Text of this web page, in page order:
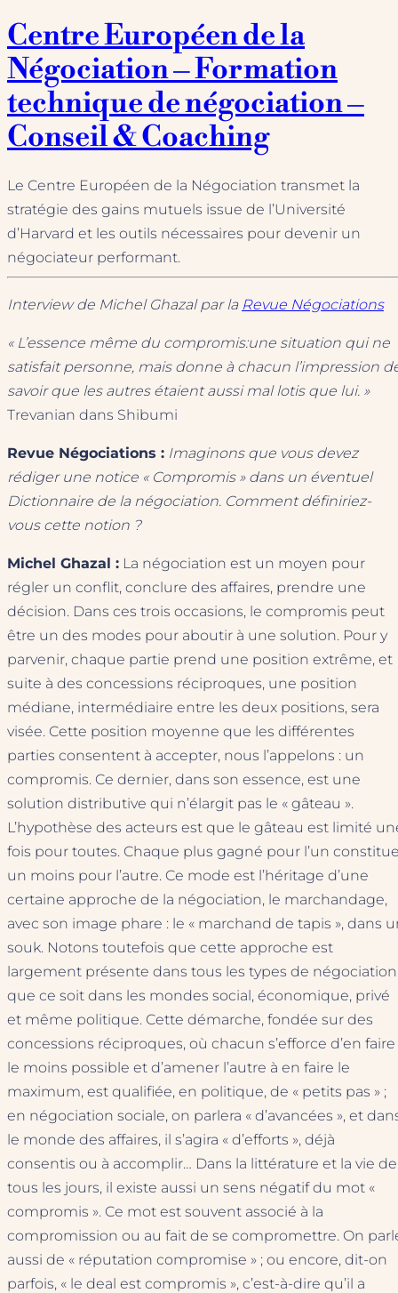
Centre Européen de la
Négociation – Formation
technique de négociation –
Conseil & Coaching
Le Centre Européen de la Négociation transmet la
stratégie des gains mutuels issue de l’Université
d’Harvard et les outils nécessaires pour devenir un
négociateur performant.
Interview de Michel Ghazal par la Revue Négociations
« L’essence même du compromis:une situation qui ne
satisfait personne, mais donne à chacun l’impression
savoir que les autres étaient aussi mal lotis que lui. »
Trevanian dans Shibumi
Revue Négociations : Imaginons que vous devez
rédiger une notice « Compromis » dans un éventuel
Dictionnaire de la négociation. Comment définiriez-
vous cette notion ?
Michel Ghazal : La négociation est un moyen pour
régler un conflit, conclure des affaires, prendre une
décision. Dans ces trois occasions, le compromis peut
être un des modes pour aboutir à une solution. Pour y
parvenir, chaque partie prend une position extrême, et
suite à des concessions réciproques, une position
médiane, intermédiaire entre les deux positions, sera
visée. Cette position moyenne que les différentes
parties consentent à accepter, nous l’appelons : un
compromis. Ce dernier, dans son essence, est une
solution distributive qui n’élargit pas le « gâteau ».
L’hypothèse des acteurs est que le gâteau est limité
fois pour toutes. Chaque plus gagné pour l’un
un moins pour l’autre. Ce mode est l’héritage d’une
certaine approche de la négociation, le marchandage,
avec son image phare : le « marchand de tapis », dans
souk. Notons toutefois que cette approche est
largement présente dans tous les types de
que ce soit dans les mondes social, économique, privé
et même politique. Cette démarche, fondée sur des
concessions réciproques, où chacun s’efforce d’en faire
le moins possible et d’amener l’autre à en faire le
maximum, est qualifiée, en politique, de « petits pas » ;
en négociation sociale, on parlera « d’avancées », et
le monde des affaires, il s’agira « d’efforts », déjà
consentis ou à accomplir… Dans la littérature et la vie de
tous les jours, il existe aussi un sens négatif du mot «
compromis ». Ce mot est souvent associé à la
compromission ou au fait de se compromettre. On
aussi de « réputation compromise » ; ou encore, dit-on
parfois, « le deal est compromis », c’est-à-dire qu’il a